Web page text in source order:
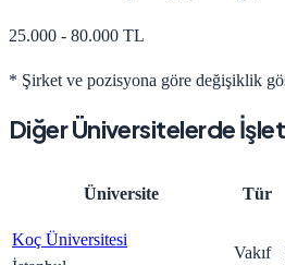
25.000 - 80.000 TL
* Şirket ve pozisyona göre değişiklik
Diğer Üniversitelerde
Üniversite Tür
Koç Üniversitesi
Vakıf